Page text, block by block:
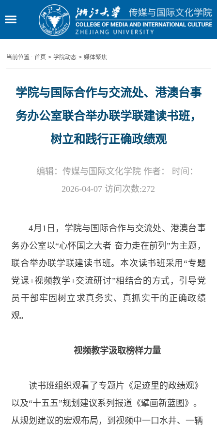
当前位置 : 首页 > 学院动态 > 媒体聚焦
学院与国际合作与交流处、港澳台事
务办公室联合举办联学联建读书班，
树立和践行正确政绩观
编辑：传媒与国际文化学院 作者： 时间：
2026-04-07 访问次数:272
4月 1 日，学院与国际合作与交流处、港澳台事
务办公室以“心怀国之大者 奋力走在前列”为主题，
联合举办联学联建读书班。本次读书班采用“专题
党课+视频教学+交流研讨”相结合的方式，引导党
员干部牢固树立求真务实、真抓实干的正确政绩
观。
视频教学汲取榜样力量
读书班组织观看了专题片《足迹里的政绩观》
以及“十五五”规划建议系列报道《擘画新蓝图》。
从规划建议的宏观布局，到视频中一口水井、一辆